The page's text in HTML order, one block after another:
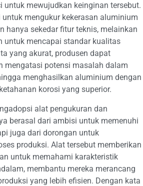
untuk mewujudkan keinginan tersebut.
mengukur kekerasan aluminium
hanya sekedar fitur teknis, melainkan
untuk mencapai standar kualitas
yang akurat, produsen dapat
mengatasi potensi masalah dalam
menghasilkan aluminium dengan
korosi yang superior.
alat pengukuran dan
berasal dari ambisi untuk memenuhi
juga dari dorongan untuk
produksi. Alat tersebut memberikan
untuk memahami karakteristik
membantu mereka merancang
yang lebih efisien. Dengan kata